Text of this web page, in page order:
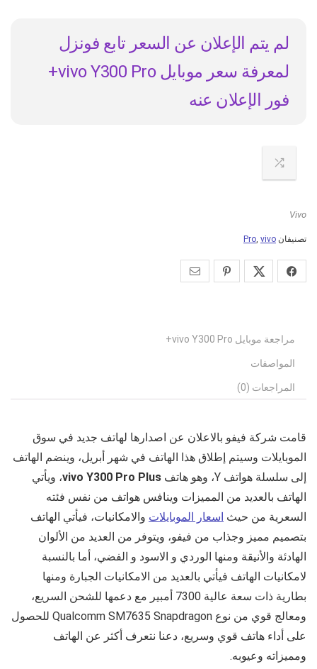
لم يتم الإعلان عن السعر تابع فونزل
لمعرفة سعر موبايل vivo Y300 Pro+
فور الإعلان عنه
Vivo
تصنيفان Pro, vivo
مراجعة موبايل vivo Y300 Pro+
المواصفات
المراجعات (0)
قامت شركة فيفو بالاعلان عن اصدارها لهاتف جديد في سوق
الموبايلات وسيتم إطلاق هذا الهاتف في شهر أبريل، وينضم الهاتف
إلى سلسلة هواتف Y، وهو هاتف
vivo Y300 Pro Plus، ويأتي
الهاتف بالعديد من المميزات وينافس هواتف من نفس فئته
السعرية من حيث اسعار الموبايلات والامكانيات، فيأتي الهاتف
بتصميم مميز وجذاب من فيفو، ويتوفر من العديد من الألوان
الهادئة والأنيقة ومنها الوردي و الاسود و الفضي، أما بالنسبة
لامكانيات الهاتف فيأتي بالعديد من الامكانيات الجبارة ومنها
بطارية ذات سعة عالية 7300 أمبير مع دعمها للشحن السريع،
ومعالج قوي من نوع
Qualcomm SM7635 Snapdragon للحصول
على أداء هاتف قوي وسريع، دعنا نتعرف أكثر عن الهاتف
ومميزاته وعيوبه.